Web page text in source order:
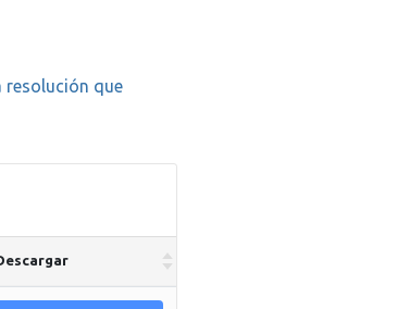
resolución que